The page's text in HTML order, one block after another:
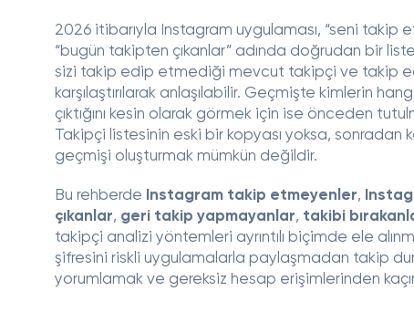
2026 itibarıyla Instagram uygulaması, “seni takip
“bugün takipten çıkanlar” adında doğrudan bir liste
sizi takip edip etmediği mevcut takipçi ve takip
karşılaştırılarak anlaşılabilir. Geçmişte kimlerin
çıktığını kesin olarak görmek için ise önceden
Takipçi listesinin eski bir kopyası yoksa, sonradan
geçmişi oluşturmak mümkün değildir.
Bu rehberde Instagram takip etmeyenler,
çıkanlar, geri takip yapmayanlar, takibi
takipçi analizi yöntemleri ayrıntılı biçimde ele
şifresini riskli uygulamalarla paylaşmadan takip
yorumlamak ve gereksiz hesap erişimlerinden